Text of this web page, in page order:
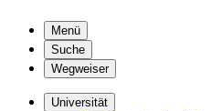
Menü
Suche
Wegweiser
Universität